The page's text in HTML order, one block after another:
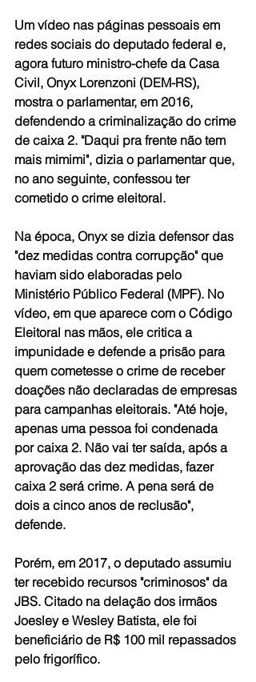
Um vídeo nas páginas pessoais em
redes sociais do deputado federal e,
agora futuro ministro-chefe da Casa
Civil, Onyx Lorenzoni (DEM-RS),
mostra o parlamentar, em 2016,
defendendo a criminalização do crime
de caixa 2. "Daqui pra frente não tem
mais mimimi", dizia o parlamentar que,
no ano seguinte, confessou ter
cometido o crime eleitoral.
Na época, Onyx se dizia defensor das
"dez medidas contra corrupção" que
haviam sido elaboradas pelo
Ministério Público Federal (MPF). No
vídeo, em que aparece com o Código
Eleitoral nas mãos, ele critica a
impunidade e defende a prisão para
quem cometesse o crime de receber
doações não declaradas de empresas
para campanhas eleitorais. "Até hoje,
apenas uma pessoa foi condenada
por caixa 2. Não vai ter saída, após a
aprovação das dez medidas, fazer
caixa 2 será crime. A pena será de
dois a cinco anos de reclusão",
defende.
Porém, em 2017, o deputado assumiu
ter recebido recursos "criminosos" da
JBS. Citado na delação dos irmãos
Joesley e Wesley Batista, ele foi
beneficiário de R$ 100 mil repassados
pelo frigorífico.